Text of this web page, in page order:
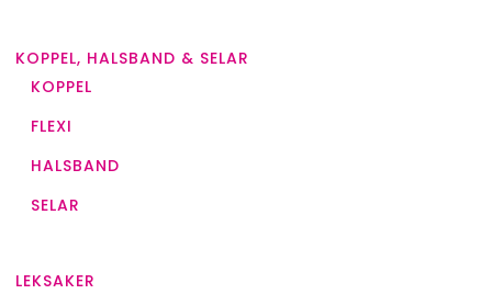
KOPPEL, HALSBAND & SELAR
KOPPEL
FLEXI
HALSBAND
SELAR
LEKSAKER